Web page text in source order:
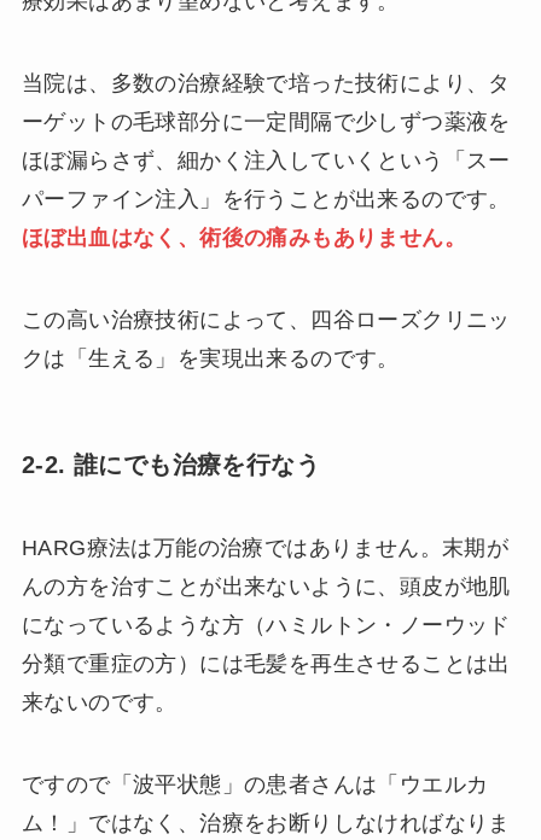
当院は、多数の治療経験で培った技術により、タ
ーゲットの毛球部分に一定間隔で少しずつ薬液を
ほぼ漏らさず、細かく注入していくという「スー
パーファイン注入」を行うことが出来るのです。
ほぼ出血はなく、術後の痛みもありません。
この高い治療技術によって、四谷ローズクリニッ
クは「生える」を実現出来るのです。
2-2. 誰にでも治療を行なう
HARG療法は万能の治療ではありません。末期が
んの方を治すことが出来ないように、頭皮が地肌
になっているような方（ハミルトン・ノーウッド
分類で重症の方）には毛髪を再生させることは出
来ないのです。
ですので「波平状態」の患者さんは「ウエルカ
ム！」ではなく、治療をお断りしなければなりま